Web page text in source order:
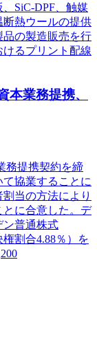
SiC-DPF、触媒
熱ウールの提供
品の製造販売を行
るプリント配線
本業務提携、
務提携契約を締
協業することに
当の方法により
に合意した。デ
ン普通株式
割合4.88％）を